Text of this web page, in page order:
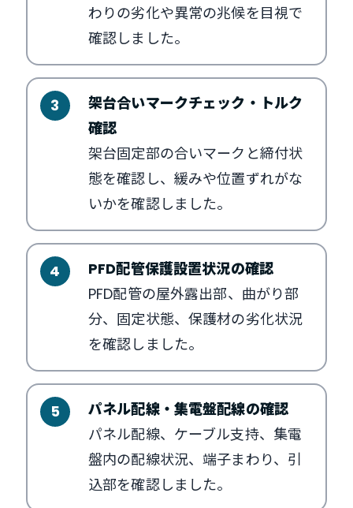
わりの劣化や異常の兆候を目視で
確認しました。
架台合いマークチェック・トルク
確認
架台固定部の合いマークと締付状
態を確認し、緩みや位置ずれがな
いかを確認しました。
PFD配管保護設置状況の確認
PFD配管の屋外露出部、曲がり部
分、固定状態、保護材の劣化状況
を確認しました。
パネル配線・集電盤配線の確認
パネル配線、ケーブル支持、集電
盤内の配線状況、端子まわり、引
込部を確認しました。